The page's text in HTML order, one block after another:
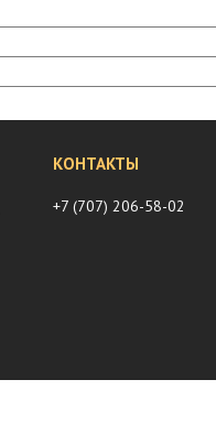
+7 (707) 206-58-02